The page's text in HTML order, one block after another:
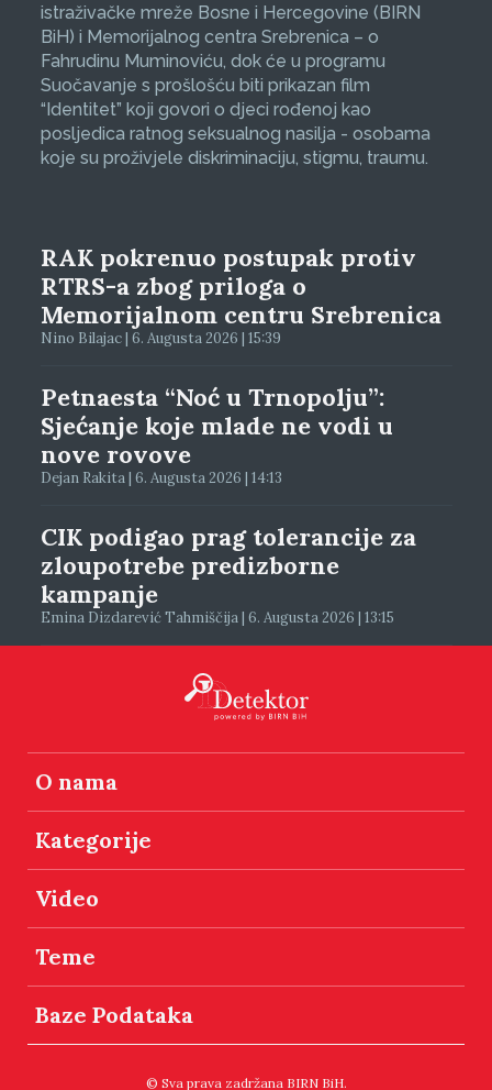
istraživačke mreže Bosne i Hercegovine (BIRN
BiH) i Memorijalnog centra Srebrenica – o
Fahrudinu Muminoviću, dok će u programu
Suočavanje s prošlošću biti prikazan film
“Identitet” koji govori o djeci rođenoj kao
posljedica ratnog seksualnog nasilja - osobama
koje su proživjele diskriminaciju, stigmu, traumu.
RAK pokrenuo postupak protiv
RTRS-a zbog priloga o
Memorijalnom centru Srebrenica
Nino Bilajac | 6. Augusta 2026 | 15:39
Petnaesta “Noć u Trnopolju”:
Sjećanje koje mlade ne vodi u
nove rovove
Dejan Rakita | 6. Augusta 2026 | 14:13
CIK podigao prag tolerancije za
zloupotrebe predizborne
kampanje
Emina Dizdarević Tahmiščija | 6. Augusta 2026 | 13:15
O nama
Kategorije
Video
Teme
Baze Podataka
© Sva prava zadržana BIRN BiH.